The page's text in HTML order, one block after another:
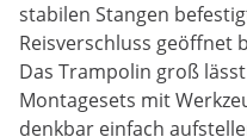
stabilen Stangen
Reisverschluss geöffnet
Das Trampolin groß
Montagesets mit
denkbar einfach